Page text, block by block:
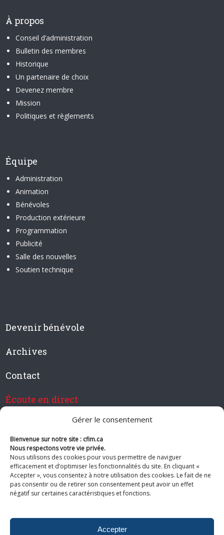
Gérer le consentement
Bienvenue sur notre site : cfim.ca
Nous respectons votre vie privée.
Nous utilisons des cookies pour vous permettre de naviguer
efficacement et d’optimiser les fonctionnalités du site. En cliquant «
Accepter », vous consentez à notre utilisation des cookies. Le fait de ne
pas consentir ou de retirer son consentement peut avoir un effet
négatif sur certaines caractéristiques et fonctions.
Accepter
À propos
Conseil d’administration
Bulletin des membres
Historique
Un partenaire de choix
Devenez membre
Mission
Politiques et règlements
Équipe
Administration
Animation
Bénévoles
Production extérieure
Programmation
Publicité
Salle des nouvelles
Soutien technique
Devenir bénévole
Archives
Contact
Écoute en direct
Devenir membre de CFIM
Suivez-nous